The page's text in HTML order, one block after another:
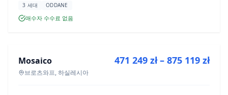
3 세대 ODDANE
매수자 수수료 없음
신규 분양
Mosaico
브로츠와프, 하실레시아
471 249 zł – 875 119 zł